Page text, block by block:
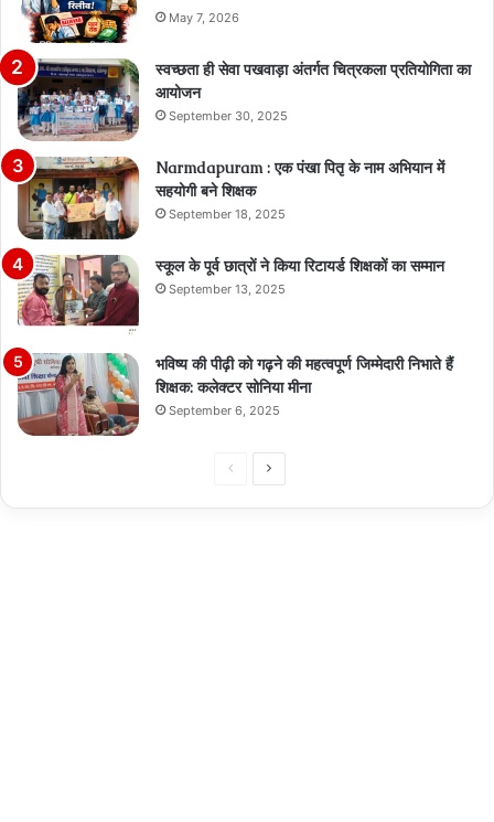
May 7, 2026
स्वच्छता ही सेवा पखवाड़ा अंतर्गत चित्रकला प्रतियोगिता का
आयोजन
September 30, 2025
Narmdapuram : एक पंखा पितृ के नाम अभियान में
सहयोगी बने शिक्षक
September 18, 2025
स्कूल के पूर्व छात्रों ने किया रिटायर्ड शिक्षकों का सम्मान
September 13, 2025
भविष्य की पीढ़ी को गढ़ने की महत्वपूर्ण जिम्मेदारी निभाते हैं
शिक्षक: कलेक्टर सोनिया मीना
September 6, 2025
PreviousNext